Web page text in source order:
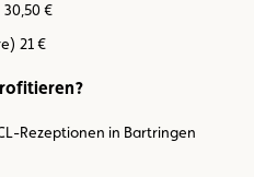
€
21 €
Rezeptionen in Bartringen